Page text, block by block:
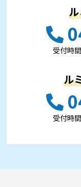
受付時
ル
受付時